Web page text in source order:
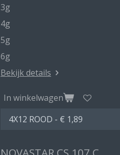
3g
4g
5g
6g
Bekijk details
In winkelwagen